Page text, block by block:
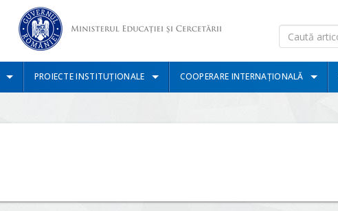
PROIECTE INSTITUȚIONALE COOPERARE INTERNAȚIONALĂ